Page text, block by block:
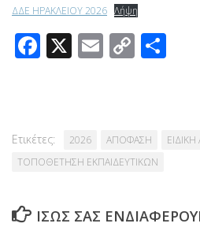
ΔΔΕ ΗΡΑΚΛΕΙΟΥ 2026 Λήψη
Facebook
X Email
Copy
Ετικέτες: 2026 ΑΠΟΦΑΣΗ
ΤΟΠΟΘΕΤΗΣΗ ΕΚΠΑΙΔΕΥΤΙΚΩΝ
ΊΣΩΣ ΣΑΣ